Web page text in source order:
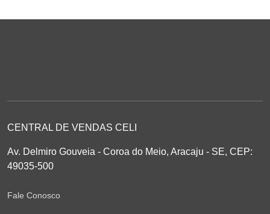
CENTRAL DE VENDAS CELI
Av. Delmiro Gouveia - Coroa do Meio, Aracaju - SE, CEP:
49035-500
Fale Conosco